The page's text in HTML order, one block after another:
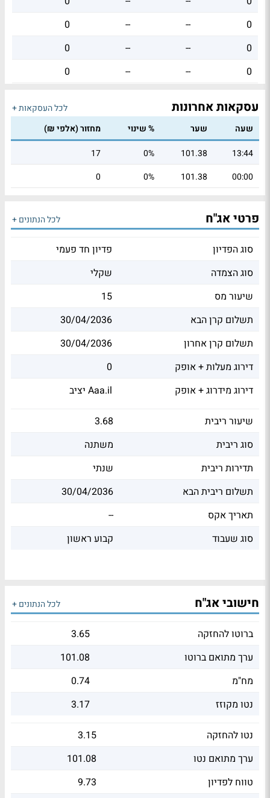
0
--
--
0
0
--
--
0
0
--
--
0
עסקאות אחרונות
לכל העסקאות +
שעה
שער % שינוי
מחזור (אלפי ₪)
13:44
101.38
0%
17
00:00
101.38
0%
0
פרטי אג"ח לכל הנתונים +
סוג הפדיון
פדיון חד פעמי
סוג הצמדה
שקלי
שיעור מס
15
תשלום קרן הבא
30/04/2036
תשלום קרן אחרון
30/04/2036
דירוג מעלות + אופק
0
דירוג מידרוג + אופק
יציב Aaa.il
שיעור ריבית
3.68
סוג ריבית
משתנה
תדירות ריבית
שנתי
תשלום ריבית הבא
30/04/2036
תאריך אקס
--
סוג שעבוד
קבוע ראשון
חישובי אג"ח לכל הנתונים +
ברוטו להחזקה
3.65
ערך מתואם ברוטו
101.08
מח"מ
0.74
נטו מקוזז
3.17
נטו להחזקה
3.15
ערך מתואם נטו
101.08
טווח לפדיון
9.73